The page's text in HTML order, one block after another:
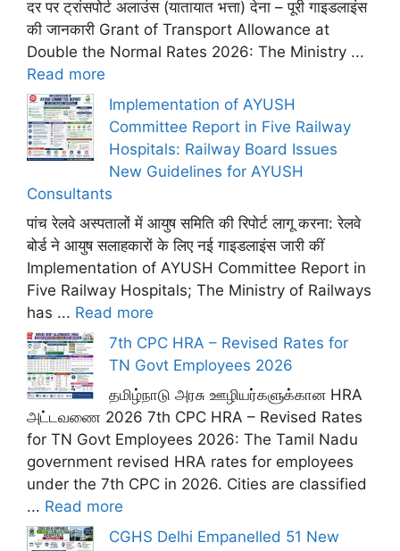
दर पर ट्रांसपोर्ट अलाउंस (यातायात भत्ता) देना – पूरी गाइडलाइंस
की जानकारी Grant of Transport Allowance at
Double the Normal Rates 2026: The Ministry ...
Read more
Implementation of AYUSH
Committee Report in Five Railway
Hospitals: Railway Board Issues
New Guidelines for AYUSH
Consultants
पांच रेलवे अस्पतालों में आयुष समिति की रिपोर्ट लागू करना: रेलवे
बोर्ड ने आयुष सलाहकारों के लिए नई गाइडलाइंस जारी कीं
Implementation of AYUSH Committee Report in
Five Railway Hospitals; The Ministry of Railways
has ... Read more
7th CPC HRA – Revised Rates for
TN Govt Employees 2026
தமிழ்நாடு அரசு ஊழியர்களுக்கான HRA
அட்டவணை 2026 7th CPC HRA – Revised Rates
for TN Govt Employees 2026: The Tamil Nadu
government revised HRA rates for employees
under the 7th CPC in 2026. Cities are classified
... Read more
CGHS Delhi Empanelled 51 New